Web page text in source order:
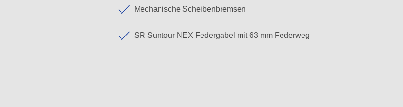
Mechanische Scheibenbremsen
SR Suntour NEX Federgabel mit 63 mm Federweg